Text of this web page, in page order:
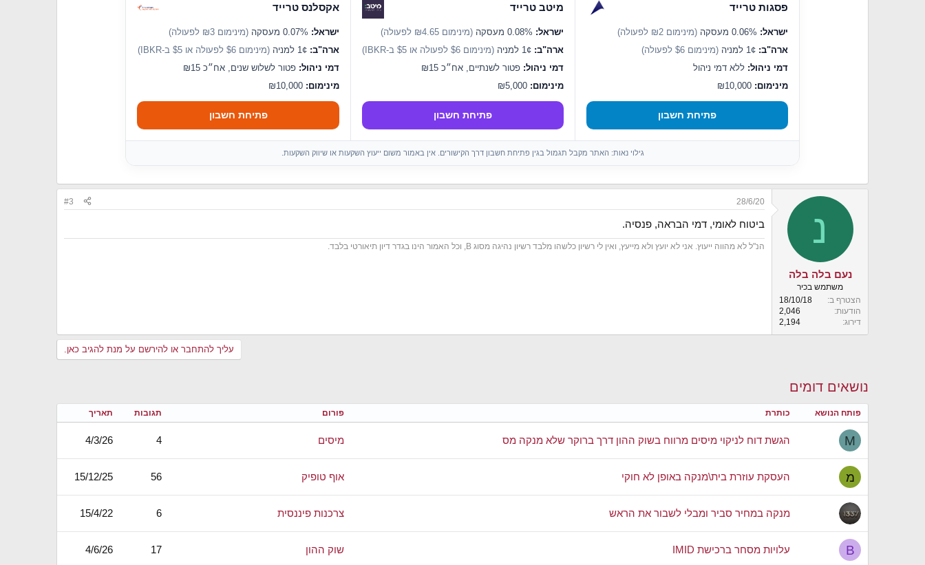
:
פסגות טרייד
ישראל:
(מינימום ₪2 לפעולה)
ארה"ב:
(מינימום $6 לפעולה)
דמי ניהול: ללא דמי ניהול
מינימום:
פתיחת חשבון
מיטב טרייד
ישראל:
(מינימום ₪4.65 לפעולה)
ארה"ב:
(מינימום $6 לפעולה או $5 ב-IBKR)
דמי ניהול: פטור לשנתיים, אח״כ ₪15
מינימום:
פתיחת חשבון
אקסלנס טרייד
ישראל:
(מינימום ₪3 לפעולה)
ארה"ב:
(מינימום $6 לפעולה או $5 ב-IBKR)
דמי ניהול: פטור לשלוש שנים, אח״כ ₪15
מינימום:
פתיחת חשבון
גילוי נאות: האתר מקבל תגמול בגין פתיחת חשבון דרך הקישורים. אין באמור משום ייעוץ השקעות או שיווק השקעות.
נ
נעם בלה בלה
משתמש בכיר
הצטרף ב
18/10/18
הודעות
2,046
דירוג
2,194
28/6/20
#3
ביטוח לאומי, דמי הבראה, פנסיה.
הנ"ל לא מהווה ייעוץ. אני לא יועץ ולא מייעץ, ואין לי רשיון כלשהו מלבד רשיון נהיגה מסוג B, וכל האמור הינו בגדר דיון תיאורטי בלבד.
עליך להתחבר או להירשם על מנת להגיב כאן.
נושאים דומים
פותח הנושא כותרת פורום תגובות תאריך
M הגשת דוח לניקוי מיסים מרווח בשוק ההון דרך ברוקר שלא מנקה מס מיסים 4
4/3/26
מ העסקת עוזרת בית\מנקה באופן לא חוקי אוף טופיק 56
15/12/25
מנקה במחיר סביר ומבלי לשבור את הראש צרכנות פיננסית 6
15/4/22
B עלויות מסחר ברכישת IMID שוק ההון 17
4/6/26